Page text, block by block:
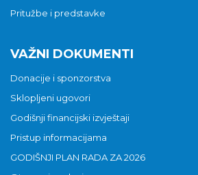
Pritužbe i predstavke
VAŽNI DOKUMENTI
Donacije i sponzorstva
Sklopljeni ugovori
Godišnji financijski izvještaji
Pristup informacijama
GODIŠNJI PLAN RADA ZA 2026